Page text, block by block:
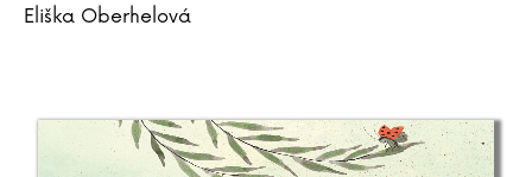
Eliška Oberhelová